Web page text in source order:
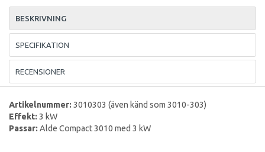
BESKRIVNING
SPECIFIKATION
RECENSIONER
Artikelnummer:3010303 (även känd som 3010-303)
Effekt:3 kW
Passar:Alde Compact 3010 med 3 kW